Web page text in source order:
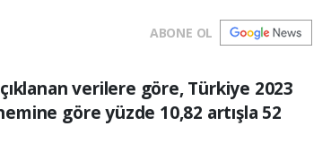
ABONE OL
verilere göre, Türkiye 2023
göre yüzde 10,82 artışla 52